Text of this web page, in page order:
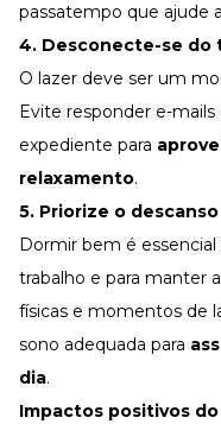
passatempo que ajude
4. Desconecte-se do
O lazer deve ser um
Evite responder e-
expediente para
relaxamento.
5. Priorize o descanso
Dormir bem é
trabalho e para manter
físicas e momentos de
sono adequada para
dia.
Impactos positivos